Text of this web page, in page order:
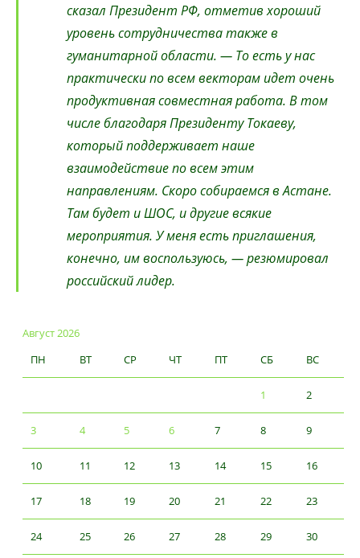
сказал Президент РФ, отметив хороший
уровень сотрудничества также в
гуманитарной области. — То есть у нас
практически по всем векторам идет очень
продуктивная совместная работа. В том
числе благодаря Президенту Токаеву,
который поддерживает наше
взаимодействие по всем этим
направлениям. Скоро собираемся в Астане.
Там будет и ШОС, и другие всякие
мероприятия. У меня есть приглашения,
конечно, им воспользуюсь, — резюмировал
российский лидер.
Август 2026
ПН
ВТ СР ЧТ ПТ СБ ВС
1 2
3 4 5 6 7 8 9
10 11 12 13 14 15 16
17 18 19 20 21 22 23
24 25 26 27 28 29 30